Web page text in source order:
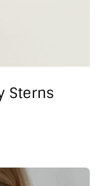
Sterns